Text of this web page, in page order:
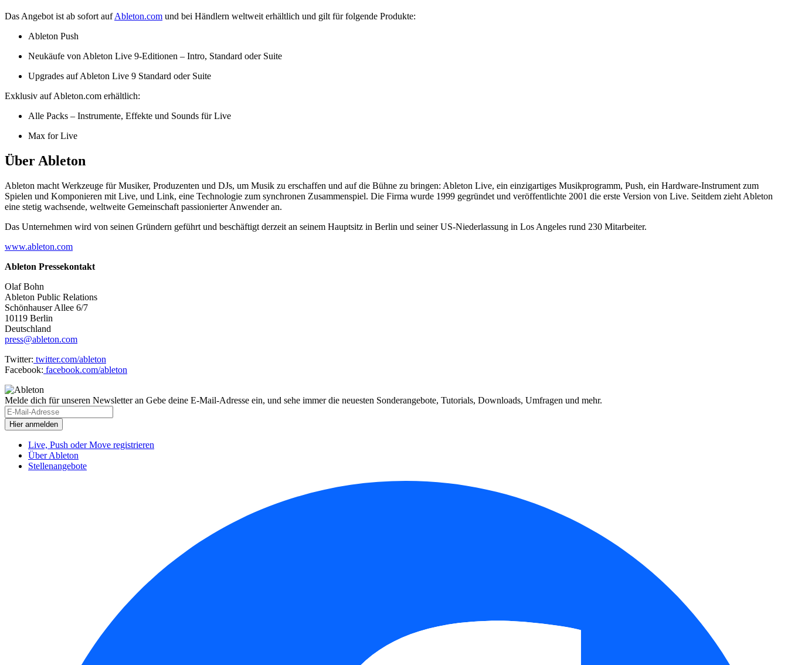
Das Angebot ist ab sofort aufAbleton.com und bei Händlern weltweit erhältlich und gilt für folgende Produkte:
Ableton Push
Neukäufe von Ableton Live 9-Editionen – Intro, Standard oder Suite
Upgrades auf Ableton Live 9 Standard oder Suite
Exklusiv auf Ableton.com erhältlich:
Alle Packs – Instrumente, Effekte und Sounds für Live
Max for Live
Über Ableton
Ableton macht Werkzeuge für Musiker, Produzenten und DJs, um Musik zu erschaffen und auf die Bühne zu bringen: Ableton Live, ein einzigartiges Musikprogramm, Push, ein Hardware-Instrument zum
Spielen und Komponieren mit Live, und Link, eine Technologie zum synchronen Zusammenspiel. Die Firma wurde 1999 gegründet und veröffentlichte 2001 die erste Version von Live. Seitdem zieht Ableton
eine stetig wachsende, weltweite Gemeinschaft passionierter Anwender an.
Das Unternehmen wird von seinen Gründern geführt und beschäftigt derzeit an seinem Hauptsitz in Berlin und seiner US-Niederlassung in Los Angeles rund 230 Mitarbeiter.
www.ableton.com
Ableton Pressekontakt
Olaf Bohn
Ableton Public Relations
Schönhauser Allee 6/7
10119 Berlin
Deutschland
press@ableton.com
Twitter: twitter.com/ableton
Facebook: facebook.com/ableton
Melde dich für unseren Newsletter an Gebe deine E-Mail-Adresse ein, und sehe immer die neuesten Sonderangebote, Tutorials, Downloads, Umfragen und mehr.
Live, Push oder Move registrieren
Über Ableton
Stellenangebote